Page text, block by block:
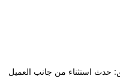
حدث استثناء من جانب العميل